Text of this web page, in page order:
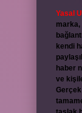
Yasal
marka,
kendi
haber
ve